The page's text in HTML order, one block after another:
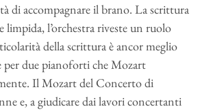
di accompagnare il brano. La scrittura
limpida, l’orchestra riveste un ruolo
della scrittura è ancor meglio
per due pianoforti che Mozart
Il Mozart del Concerto di
e, a giudicare dai lavori concertanti